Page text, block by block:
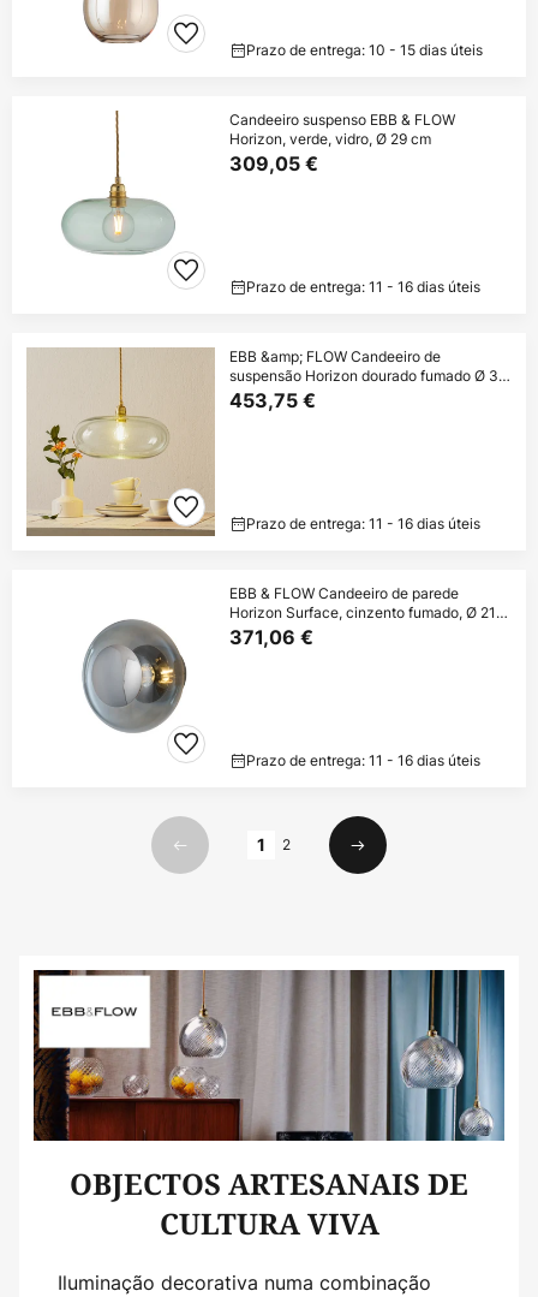
Prazo de entrega: 10 - 15 dias úteis
Candeeiro suspenso EBB & FLOW
Horizon, verde, vidro, Ø 29 cm
309,05 €
Prazo de entrega: 11 - 16 dias úteis
EBB &amp; FLOW Candeeiro de
suspensão Horizon dourado fumado Ø 36
cm
453,75 €
Prazo de entrega: 11 - 16 dias úteis
EBB & FLOW Candeeiro de parede
Horizon Surface, cinzento fumado, Ø 21
cm
371,06 €
Prazo de entrega: 11 - 16 dias úteis
Anterior
1 2
Seguinte
OBJECTOS ARTESANAIS DE
CULTURA VIVA
Iluminação decorativa numa combinação